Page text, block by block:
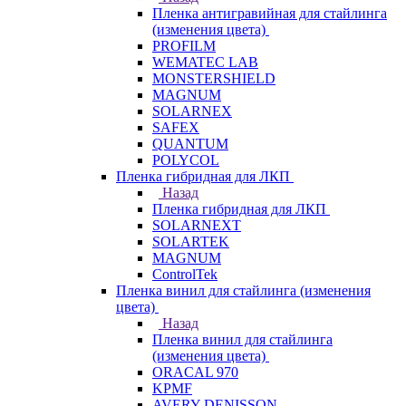
Пленка антигравийная для стайлинга
(изменения цвета)
PROFILM
WEMATEC LAB
MONSTERSHIELD
MAGNUM
SOLARNEX
SAFEX
QUANTUM
POLYCOL
Пленка гибридная для ЛКП
Назад
Пленка гибридная для ЛКП
SOLARNEXT
SOLARTEK
MAGNUM
ControlTek
Пленка винил для стайлинга (изменения
цвета)
Назад
Пленка винил для стайлинга
(изменения цвета)
ORACAL 970
KPMF